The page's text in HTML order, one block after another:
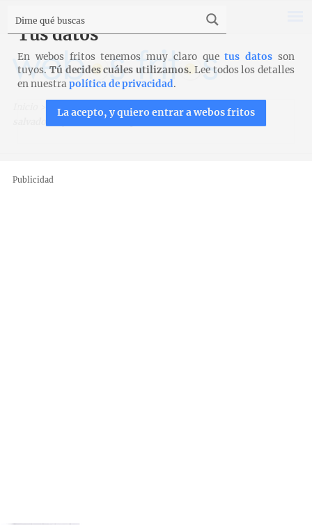
Recetas para Thermomix >
Bizcocho integral con
salvado crujiente de avena para Thermomix
Publicidad
Tus datos
En webos fritos tenemos muy claro quetus datos son
tuyos. Tú decides cuáles utilizamos. Lee todos los detalles
en nuestrapolítica de privacidad.
La acepto, y quiero entrar a webos fritos